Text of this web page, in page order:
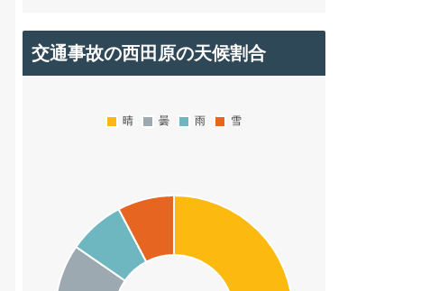
交通事故の西田原の天候割合